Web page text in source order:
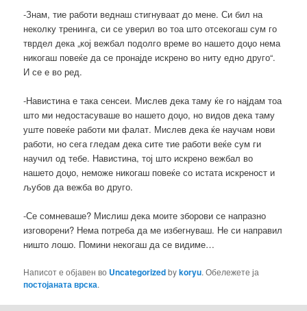
-Знам, тие работи веднаш стигнуваат до мене. Си бил на
неколку тренинга, си се уверил во тоа што отсекогаш сум го
тврдел дека „кој вежбал подолго време во нашето доџо нема
никогаш повеќе да се пронајде искрено во ниту едно друго“.
И се е во ред.
-Навистина е така сенсеи. Мислев дека таму ќе го најдам тоа
што ми недостасуваше во нашето доџо, но видов дека таму
уште повеќе работи ми фалат. Мислев дека ќе научам нови
работи, но сега гледам дека сите тие работи веќе сум ги
научил од тебе. Навистина, тој што искрено вежбал во
нашето доџо, неможе никогаш повеќе со истата искреност и
љубов да вежба во друго.
-Се сомневаше? Мислиш дека моите зборови се напразно
изговорени? Нема потреба да ме избегнуваш. Не си направил
ништо лошо. Помини некогаш да се видиме…
Написот е објавен во Uncategorizedbykoryu. Обележете ја
постојаната врска.